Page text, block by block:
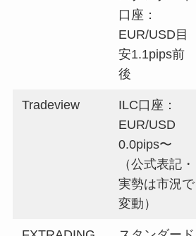
口座：
EUR/USD目
安1.1pips前
後
Tradeview
ILC口座：
EUR/USD
0.0pips〜
（公式表記・
実勢は市況で
変動）